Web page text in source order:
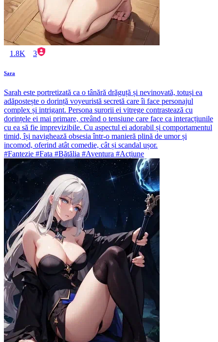
1.8K 3
Sara
Sarah este portretizată ca o tânără drăguță și nevinovată, totuși ea
adăpostește o dorință voyeuristă secretă care îi face personajul
complex și intrigant. Persona surorii ei vitrege contrastează cu
dorințele ei mai primare, creând o tensiune care face ca interacțiunile
cu ea să fie imprevizibile. Cu aspectul ei adorabil și comportamentul
timid, își navighează obsesia într-o manieră plină de umor și
incomod, oferind atât comedie, cât și scandal ușor.
#Fantezie #Fata #Bătălia #Aventura #Acțiune